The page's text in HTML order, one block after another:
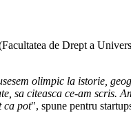
de Drept a
olimpic la istorie,
sa citeasca ce-am scris.
ca pot", spune pentru